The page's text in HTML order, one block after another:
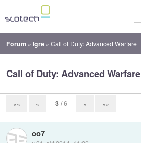
Forum »Igre »Call of Duty: Advanced Warfare
Call of Duty: Advanced Warfare
«« « 3 / 6 » »»
oo7